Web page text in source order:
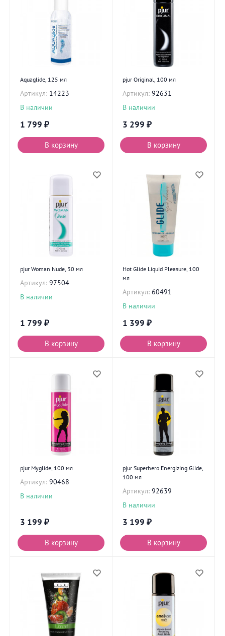
Aquaglide, 125 мл
Артикул: 14223
В наличии
1 799 ₽
В корзину
pjur Original, 100 мл
Артикул: 92631
В наличии
3 299 ₽
В корзину
pjur Woman Nude, 30 мл
Артикул: 97504
В наличии
1 799 ₽
В корзину
Hot Glide Liquid Pleasure, 100
мл
Артикул: 60491
В наличии
1 399 ₽
В корзину
pjur Myglide, 100 мл
Артикул: 90468
В наличии
3 199 ₽
В корзину
pjur Superhero Energizing Glide,
100 мл
Артикул: 92639
В наличии
3 199 ₽
В корзину